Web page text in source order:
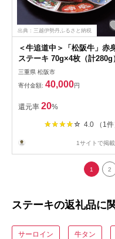
出典：三越伊勢丹ふるさと納税
＜牛追道中＞「松阪牛」赤
ステーキ 70g×4枚（計280g
三重県 松阪市
寄付金額: 40,000円
還元率 20%
4.0 （1件
1サイトで掲
1 2
ステーキの返礼品に
サーロイン 牛タン